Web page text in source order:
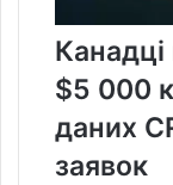
$5 000
даних
заявок